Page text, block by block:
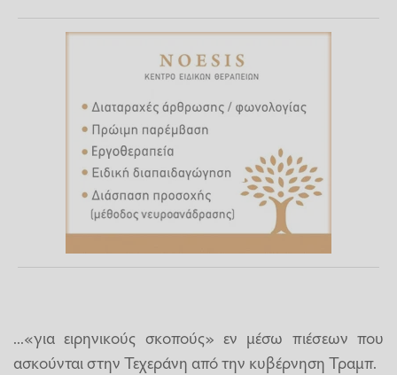
...«για ειρηνικούς σκοπούς» εν μέσω πιέσεων που
ασκούνται στην Τεχεράνη από την κυβέρνηση Τραμπ.